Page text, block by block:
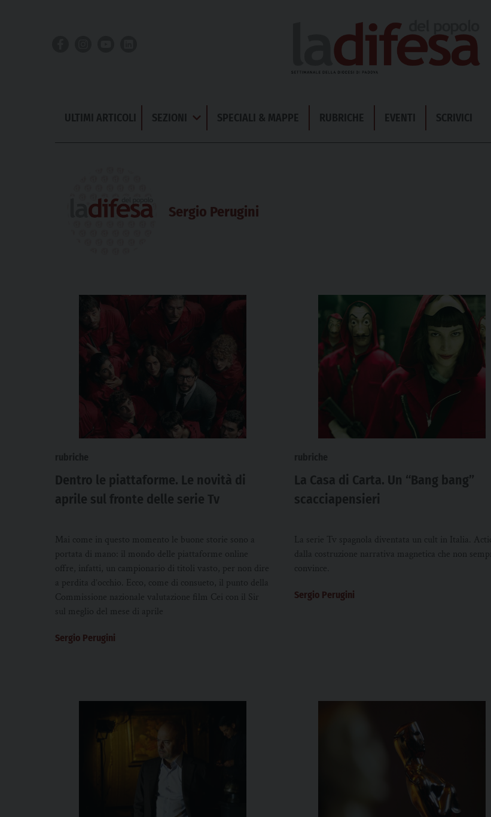
ULTIMI ARTICOLI SEZIONI
Apri
Menu
SPECIALI & MAPPE RUBRICHE EVENTI SCRIVICI
Sergio Perugini
Dentro le piattaforme. Le novità di
aprile sul fronte delle serie Tv
Mai come in questo momento le buone storie sono a
portata di mano: il mondo delle piattaforme online
offre, infatti, un campionario di titoli vasto, per non dire
a perdita d’occhio. Ecco, come di consueto, il punto della
Commissione nazionale valutazione film Cei con il Sir
sul meglio del mese di aprile
Sergio Perugini
La Casa di Carta. Un “Bang bang”
scacciapensieri
La serie Tv spagnola diventata un cult in Italia.
dalla costruzione narrativa magnetica che non
convince.
Sergio Perugini